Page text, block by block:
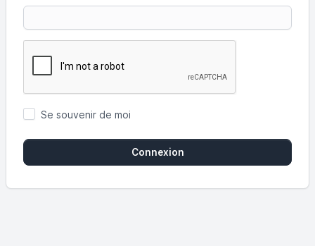
Se souvenir de moi
Connexion